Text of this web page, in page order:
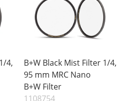
4,
B+W Black Mist Filter 1/4,
95 mm MRC Nano
B+W Filter
1108754